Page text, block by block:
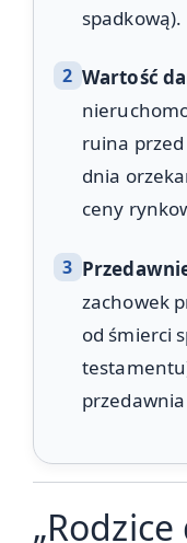
spadkową).
2 Wartość
ruina
dnia
ceny
3
zachowek
od śmierci